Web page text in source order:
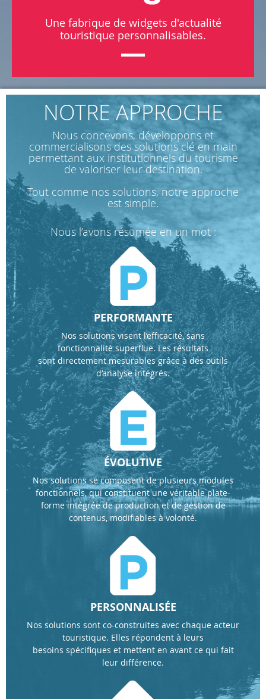
Une fabrique de widgets d'actualité
touristique personnalisables.
NOTRE APPROCHE
Nous concevons, développons et
commercialisons des solutions clé en main
permettant aux institutionnels du tourisme
de valoriser leur destination.
Tout comme nos solutions, notre approche
est simple.
Nous l’avons résumée en un mot :
PERFORMANTE
Nos solutions visent l’efficacité, sans
fonctionnalité superflue. Les résultats
sont directement mesurables grâce à des outils
d’analyse intégrés.
ÉVOLUTIVE
Nos solutions se composent de plusieurs modules
fonctionnels, qui constituent une véritable plate-
forme intégrée de production et de gestion de
contenus, modifiables à volonté.
PERSONNALISÉE
Nos solutions sont co-construites avec chaque acteur
touristique. Elles répondent à leurs
besoins spécifiques et mettent en avant ce qui fait
leur différence.